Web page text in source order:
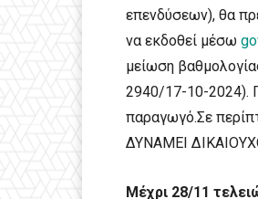
επενδύσεων), θα
να εκδοθεί μέσω
μείωση
2940/17-10-2024).
παραγωγό.Σε
ΔΥΝΑΜΕΙ
Μέχρι 28/11